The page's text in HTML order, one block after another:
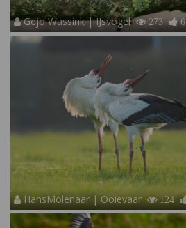
Gejo Wassink | IJsvogel 273 6
HansMolenaar | Ooievaar 124